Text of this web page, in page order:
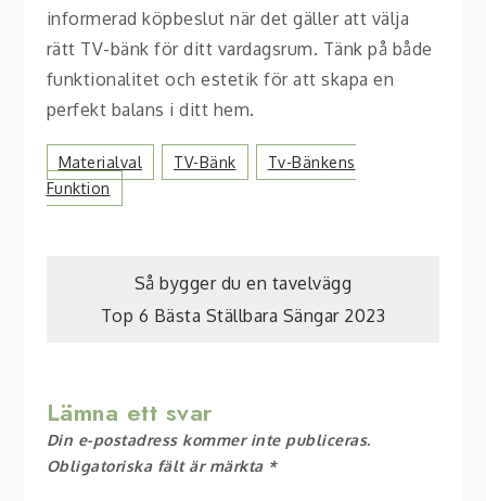
informerad köpbeslut när det gäller att välja
rätt TV-bänk för ditt vardagsrum. Tänk på både
funktionalitet och estetik för att skapa en
perfekt balans i ditt hem.
Materialval TV-Bänk
Tv-Bänkens
Funktion
Inläggsnavigering
Så bygger du en tavelvägg
Top 6 Bästa Ställbara Sängar 2023
Lämna ett svar
Din e-postadress kommer inte publiceras.
Obligatoriska fält är märkta *